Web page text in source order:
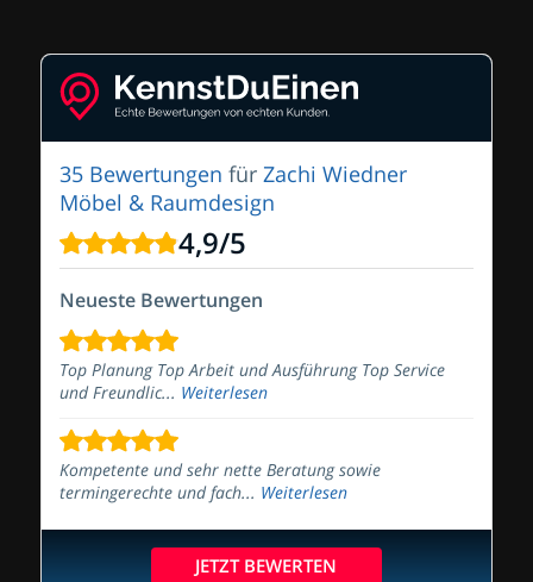
35 Bewertungen für Zachi Wiedner
Möbel & Raumdesign
4,9/5
Neueste Bewertungen
Top Planung Top Arbeit und Ausführung Top Service
und Freundlic... Weiterlesen
Kompetente und sehr nette Beratung sowie
termingerechte und fach... Weiterlesen
JETZT BEWERTEN